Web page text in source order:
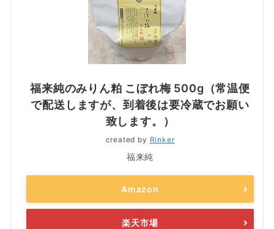
福来純のみりん粕 こぼれ梅 500g（常温便
で配送しますが、到着後は要冷蔵でお願い
致します。）
created by Rinker
福来純
Amazon
楽天市場